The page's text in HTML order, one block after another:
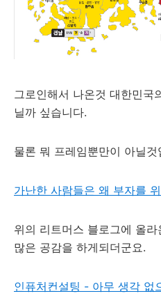
그로인해서 나온것 대한민국
닐까 싶습니다.
물론 뭐 프레임뿐만이 아닐것
가난한 사람들은 왜 부자를
위의 리트머스 블로그에 올
많은 공감을 하게되더군요.
인퓨처컨설팅 - 아무 생각 없